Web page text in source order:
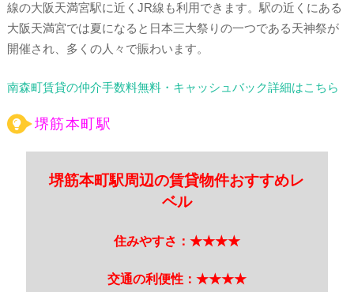
線の大阪天満宮駅に近くJR線も利用できます。駅の近くにある
大阪天満宮では夏になると日本三大祭りの一つである天神祭が
開催され、多くの人々で賑わいます。
南森町賃貸の仲介手数料無料・キャッシュバック詳細はこちら
堺筋本町駅
堺筋本町駅周辺の賃貸物件おすすめレ
ベル
住みやすさ：★★★★
交通の利便性：★★★★